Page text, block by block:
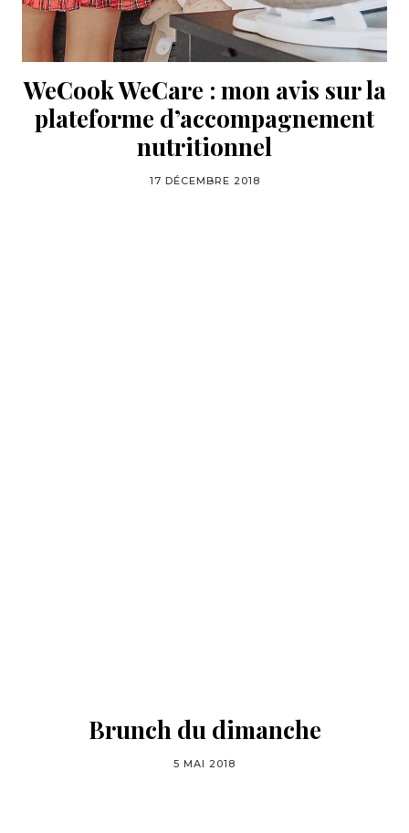
WeCook WeCare : mon avis sur la
plateforme d’accompagnement
nutritionnel
17 DÉCEMBRE 2018
Brunch du dimanche
5 MAI 2018